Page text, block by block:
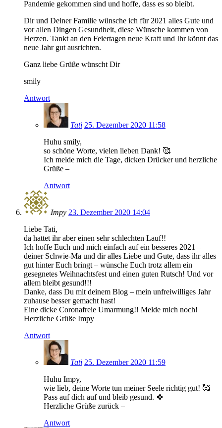
Pandemie gekommen sind und hoffe, dass es so bleibt.
Dir und Deiner Familie wünsche ich für 2021 alles Gute und
vor allen Dingen Gesundheit, diese Wünsche kommen von
Herzen. Tankt an den Feiertagen neue Kraft und Ihr könnt das
neue Jahr gut ausrichten.
Ganz liebe Grüße wünscht Dir
smily
Antwort
Tati 25. Dezember 2020 11:58
Huhu smily,
so schöne Worte, vielen lieben Dank! 🥰
Ich melde mich die Tage, dicken Drücker und herzliche
Grüße –
Antwort
Impy 23. Dezember 2020 14:04
Liebe Tati,
da hattet ihr aber einen sehr schlechten Lauf!!
Ich hoffe Euch und mich einfach auf ein besseres 2021 –
deiner Schwie-Ma und dir alles Liebe und Gute, dass ihr alles
gut hinter Euch bringt – wünsche Euch trotz allem ein
gesegnetes Weihnachtsfest und einen guten Rutsch! Und vor
allem bleibt gesund!!!
Danke, dass Du mit deinem Blog – mein unfreiwilliges Jahr
zuhause besser gemacht hast!
Eine dicke Coronafreie Umarmung!! Melde mich noch!
Herzliche Grüße Impy
Antwort
Tati 25. Dezember 2020 11:59
Huhu Impy,
wie lieb, deine Worte tun meiner Seele richtig gut! 🥰
Pass auf dich auf und bleib gesund. 🍀
Herzliche Grüße zurück –
Antwort